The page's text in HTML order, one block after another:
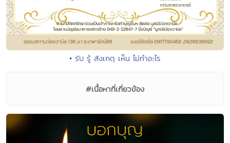
• รับ รู้ สังเกตุ เห็น ไม่ทำอะไร
#เนื้อหาที่เกี่ยวข้อง